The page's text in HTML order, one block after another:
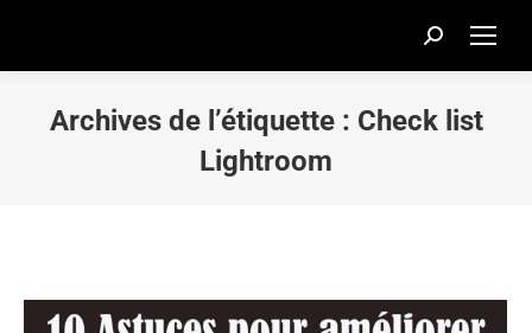
Recherche
:
Archives de l’étiquette : Check list
Lightroom